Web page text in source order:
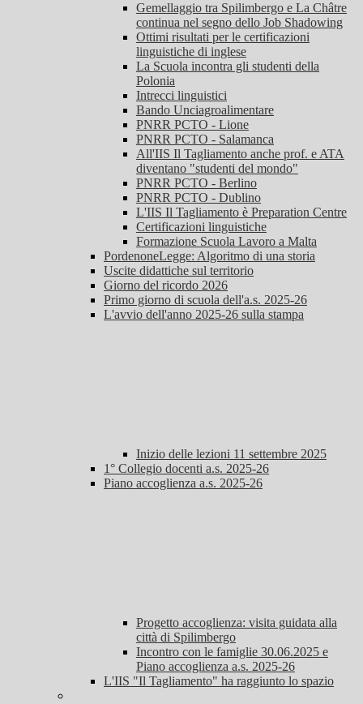
Gemellaggio tra Spilimbergo e La Châtre
continua nel segno dello Job Shadowing
Ottimi risultati per le certificazioni
linguistiche di inglese
La Scuola incontra gli studenti della
Polonia
Intrecci linguistici
Bando Unciagroalimentare
PNRR PCTO - Lione
PNRR PCTO - Salamanca
All'IIS Il Tagliamento anche prof. e ATA
diventano "studenti del mondo"
PNRR PCTO - Berlino
PNRR PCTO - Dublino
L'IIS Il Tagliamento è Preparation Centre
Certificazioni linguistiche
Formazione Scuola Lavoro a Malta
PordenoneLegge: Algoritmo di una storia
Uscite didattiche sul territorio
Giorno del ricordo 2026
Primo giorno di scuola dell'a.s. 2025-26
L'avvio dell'anno 2025-26 sulla stampa
Inizio delle lezioni 11 settembre 2025
1° Collegio docenti a.s. 2025-26
Piano accoglienza a.s. 2025-26
Progetto accoglienza: visita guidata alla
città di Spilimbergo
Incontro con le famiglie 30.06.2025 e
Piano accoglienza a.s. 2025-26
L'IIS "Il Tagliamento" ha raggiunto lo spazio